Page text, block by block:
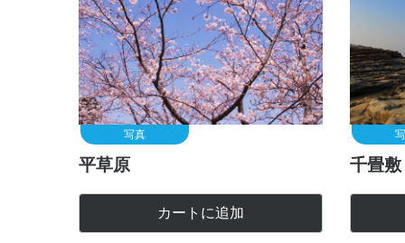
写真
平草原
カートに追加
千畳敷